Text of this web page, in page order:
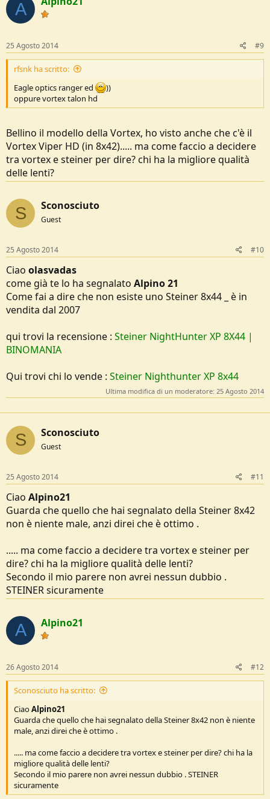
A
25 Agosto 2014 #9
rfsnk ha scritto:
Eagle optics ranger ed
))
oppure vortex talon hd
Bellino il modello della Vortex, ho visto anche che c'è il
Vortex Viper HD (in 8x42)..... ma come faccio a decidere
tra vortex e steiner per dire? chi ha la migliore qualità
delle lenti?
S Sconosciuto
Guest
25 Agosto 2014 #10
Ciao olasvadas
come già te lo ha segnalato Alpino 21
Come fai a dire che non esiste uno Steiner 8x44 _ è in
vendita dal 2007
qui trovi la recensione : Steiner NightHunter XP 8X44 |
BINOMANIA
Qui trovi chi lo vende : Steiner Nighthunter XP 8x44
Ultima modifica di un moderatore: 25 Agosto 2014
S Sconosciuto
Guest
25 Agosto 2014 #11
Ciao Alpino21
Guarda che quello che hai segnalato della Steiner 8x42
non è niente male, anzi direi che è ottimo .
..... ma come faccio a decidere tra vortex e steiner per
dire? chi ha la migliore qualità delle lenti?
Secondo il mio parere non avrei nessun dubbio .
STEINER sicuramente
A Alpino21
26 Agosto 2014 #12
Sconosciuto ha scritto:
CiaoAlpino21
Guarda che quello che hai segnalato della Steiner 8x42 non è niente
male, anzi direi che è ottimo .
..... ma come faccio a decidere tra vortex e steiner per dire? chi ha la
migliore qualità delle lenti?
Secondo il mio parere non avrei nessun dubbio . STEINER
sicuramente